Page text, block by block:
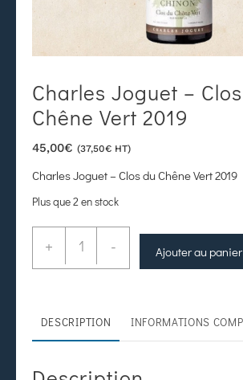
Charles Joguet –
Chêne Vert 2019
45,00€ (37,50€ HT)
Charles Joguet – Clos du Chêne Vert 2019
Plus que 2 en stock
+ - Ajouter au panier
DESCRIPTION INFORMATIONS